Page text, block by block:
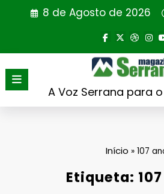
8 de Agosto de 2026
A Voz Serrana para
Início » 107
Etiqueta: